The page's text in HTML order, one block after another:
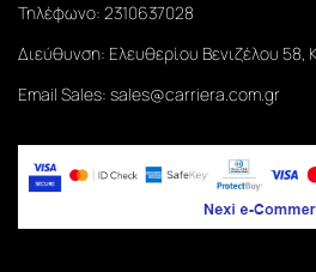
Τηλέφωνο: 2310637028
Διεύθυνση: Ελευθερίου Βενιζέλου 58,
Email Sales: sales@carriera.com.gr